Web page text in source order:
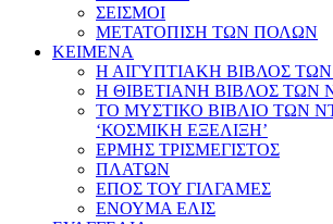
ΣΕΙΣΜΟΙ
ΜΕΤΑΤΟΠΙΣΗ ΤΩΝ ΠΟΛΩΝ
ΚΕΙΜΕΝΑ
Η ΑΙΓΥΠΤΙΑΚΗ ΒΙΒΛΟΣ
Η ΘΙΒΕΤΙΑΝΗ ΒΙΒΛΟΣ ΤΩΝ
ΤΟ ΜΥΣΤΙΚΟ ΒΙΒΛΙΟ ΤΩΝ
‘ΚΟΣΜΙΚΗ ΕΞΕΛΙΞΗ’
ΕΡΜΗΣ ΤΡΙΣΜΕΓΙΣΤΟΣ
ΠΛΑΤΩΝ
ΕΠΟΣ ΤΟΥ ΓΙΛΓΑΜΕΣ
ΕΝΟΥΜΑ ΕΛΙΣ